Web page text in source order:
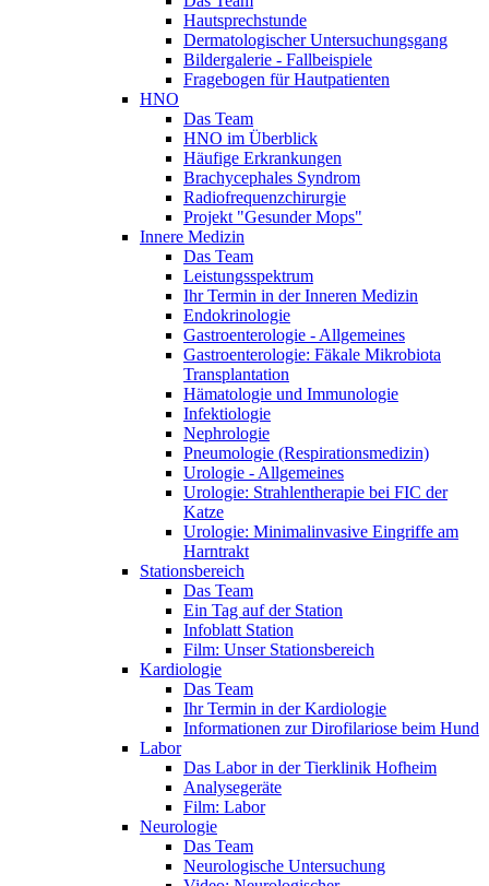
Hautsprechstunde
Dermatologischer Untersuchungsgang
Bildergalerie - Fallbeispiele
Fragebogen für Hautpatienten
HNO
Das Team
HNO im Überblick
Häufige Erkrankungen
Brachycephales Syndrom
Radiofrequenzchirurgie
Projekt "Gesunder Mops"
Innere Medizin
Das Team
Leistungsspektrum
Ihr Termin in der Inneren Medizin
Endokrinologie
Gastroenterologie - Allgemeines
Gastroenterologie: Fäkale Mikrobiota
Transplantation
Hämatologie und Immunologie
Infektiologie
Nephrologie
Pneumologie (Respirationsmedizin)
Urologie - Allgemeines
Urologie: Strahlentherapie bei FIC der
Katze
Urologie: Minimalinvasive Eingriffe am
Harntrakt
Stationsbereich
Das Team
Ein Tag auf der Station
Infoblatt Station
Film: Unser Stationsbereich
Kardiologie
Das Team
Ihr Termin in der Kardiologie
Informationen zur Dirofilariose beim Hund
Labor
Das Labor in der Tierklinik Hofheim
Analysegeräte
Film: Labor
Neurologie
Das Team
Neurologische Untersuchung